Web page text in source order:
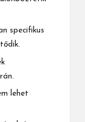
specifikus
lehet